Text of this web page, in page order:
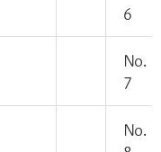
6
No.
7
No.